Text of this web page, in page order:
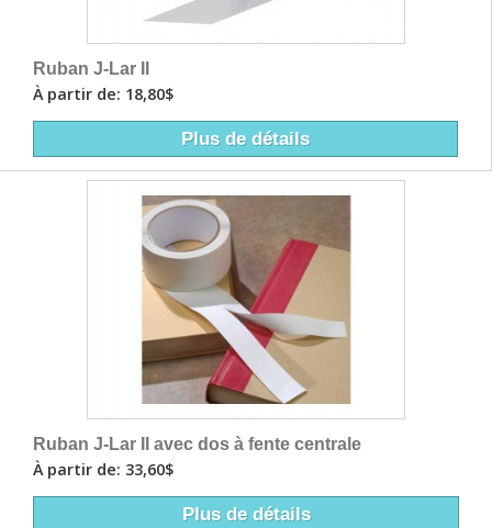
Ruban J-Lar II
À partir de: 18,80$
Plus de détails
Ruban J-Lar II avec dos à fente centrale
À partir de: 33,60$
Plus de détails